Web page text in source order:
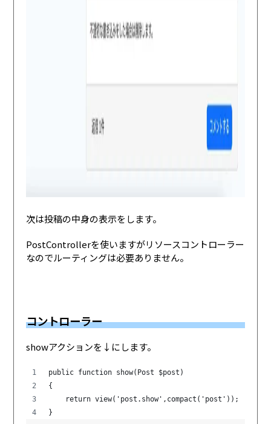
次は投稿の中身の表示をします。
PostControllerを使いますがリソースコントローラー
なのでルーティングは必要ありません。
コントローラー
showアクションを↓にします。
public function show(Post $post)
{
    return view('post.show',compact('post'));
}